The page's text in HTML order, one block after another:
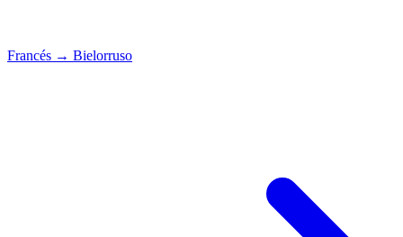
Francés → Bielorruso